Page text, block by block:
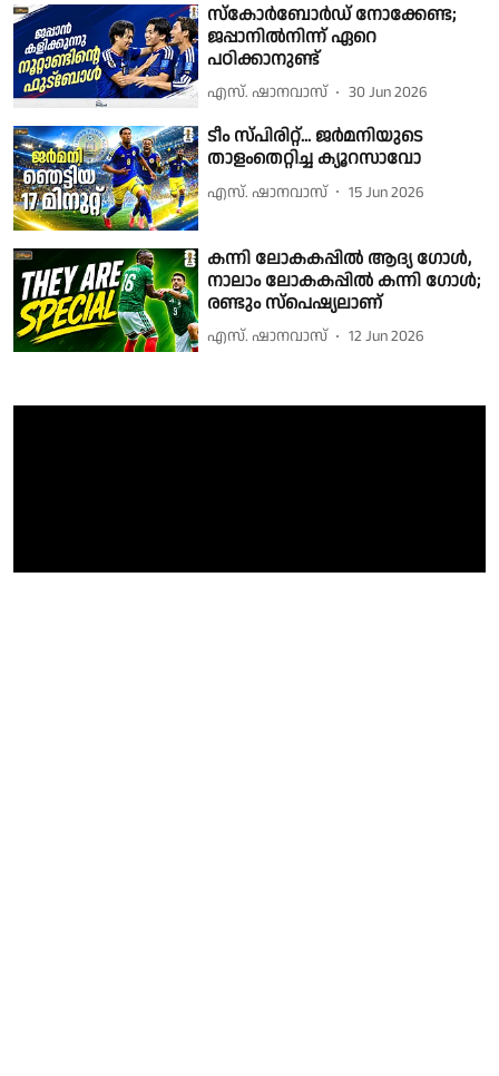
സ്കോര്‍ബോര്‍ഡ് നോക്കേണ്ട;
ജപ്പാനില്‍നിന്ന് ഏറെ
പഠിക്കാനുണ്ട്
എസ്. ഷാനവാസ് 30 Jun 2026
ടീം സ്പിരിറ്റ്... ജര്‍മനിയുടെ
താളംതെറ്റിച്ച ക്യൂറസാവോ
എസ്. ഷാനവാസ് 15 Jun 2026
കന്നി ലോകകപ്പില്‍ ആദ്യ ഗോള്‍,
നാലാം ലോകകപ്പില്‍ കന്നി ഗോള്‍;
രണ്ടും സ്പെഷ്യലാണ്
എസ്. ഷാനവാസ് 12 Jun 2026